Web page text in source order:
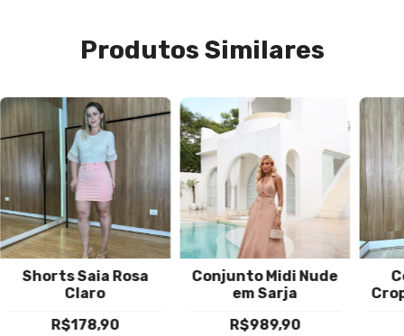
Produtos Similares
Shorts Saia Rosa
Claro
R$178,90
Conjunto Midi Nude
em Sarja
R$989,90